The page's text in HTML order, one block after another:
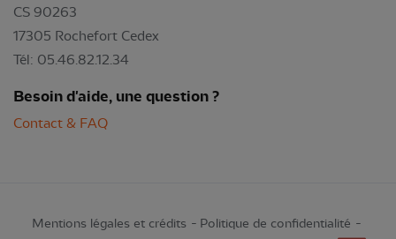
CS 90263
17305 Rochefort Cedex
Tél: 05.46.82.12.34
Besoin d'aide, une question ?
Contact & FAQ
Mentions légales et crédits
Politique de confidentialité